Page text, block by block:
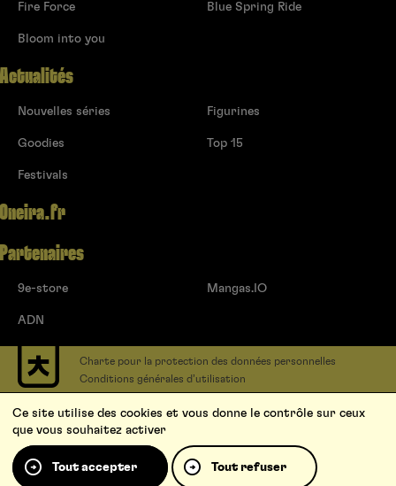
Fire Force
Bloom into you
Blue Spring Ride
Actualités
Nouvelles séries
Goodies
Festivals
Figurines
Top 15
Oneira.fr
Partenaires
9e-store
ADN
Mangas.IO
Charte pour la protection des données personnelles
Conditions générales d’utilisation
Contact
Soumettre un projet
Proposer une série
Qui sommes-nous ?
Ce site utilise des cookies et vous donne le contrôle sur ceux
que vous souhaitez activer
Tout accepter Tout refuser